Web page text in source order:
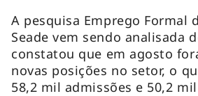
A pesquisa Emprego Formal
Seade vem sendo analisada
constatou que em agosto
novas posições no setor, o
58,2 mil admissões e 50,2